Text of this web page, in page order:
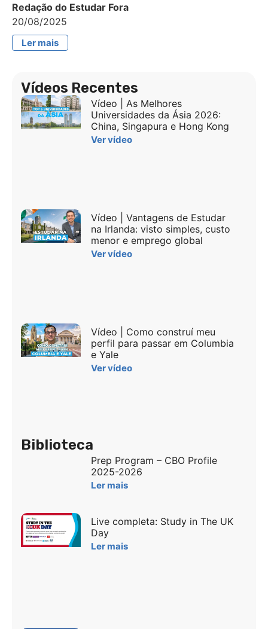
Redação do Estudar Fora
20/08/2025
Ler mais
Vídeos Recentes
Vídeo | As Melhores
Universidades da Ásia 2026:
China, Singapura e Hong Kong
Ver vídeo
Vídeo | Vantagens de Estudar
na Irlanda: visto simples, custo
menor e emprego global
Ver vídeo
Vídeo | Como construí meu
perfil para passar em Columbia
e Yale
Ver vídeo
Biblioteca
Prep Program – CBO Profile
2025-2026
Ler mais
Live completa: Study in The UK
Day
Ler mais